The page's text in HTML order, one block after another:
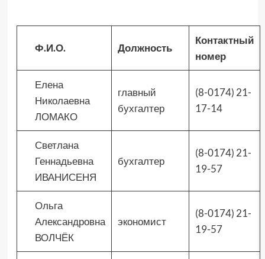
Ф.И.О. Должность
Контактный
номер
Елена
Николаевна
ЛОМАКО
главный
бухгалтер
(8-0174) 21-
17-14
Светлана
Геннадьевна
ИВАНИСЕНЯ
бухгалтер
(8-0174) 21-
19-57
Ольга
Александровна
ВОЛЧЁК
экономист
(8-0174) 21-
19-57